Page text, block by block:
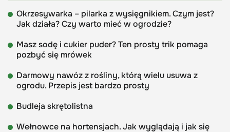
Okrzesywarka – pilarka z wysięgnikiem. Czym jest?
Jak działa? Czy warto mieć w ogrodzie?
Masz sodę i cukier puder? Ten prosty trik pomaga
pozbyć się mrówek
Darmowy nawóz z rośliny, którą wielu usuwa z
ogrodu. Przepis jest bardzo prosty
Budleja skrętolistna
Wełnowce na hortensjach. Jak wyglądają i jak się